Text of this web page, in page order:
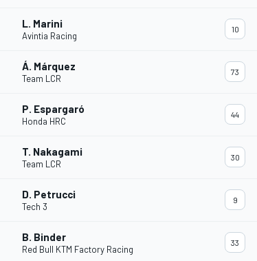
L. Marini
Avintia Racing
10
Á. Márquez
Team LCR
73
P. Espargaró
Honda HRC
44
T. Nakagami
Team LCR
30
D. Petrucci
Tech 3
9
B. Binder
Red Bull KTM Factory Racing
33